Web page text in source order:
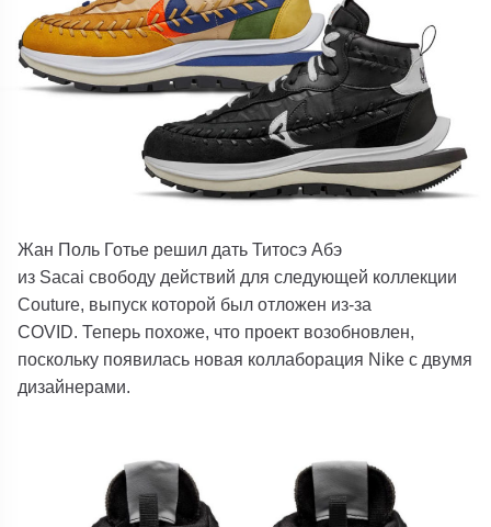
Жан Поль Готье решил дать Титосэ Абэ
из Sacai свободу действий для следующей коллекции
Couture, выпуск которой был отложен из-за
COVID. Теперь похоже, что проект возобновлен,
поскольку появилась новая коллаборация Nike с двумя
дизайнерами.